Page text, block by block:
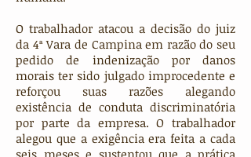
O trabalhador atacou a decisão do juiz
da 4ª Vara de Campina em razão do seu
pedido de indenização por danos
morais ter sido julgado improcedente e
reforçou suas razões alegando
existência de conduta discriminatória
por parte da empresa. O trabalhador
alegou que a exigência era feita a cada
seis meses e sustentou que a prática